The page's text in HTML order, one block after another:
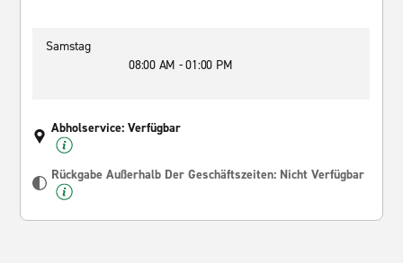
Samstag
08:00 AM - 01:00 PM
Abholservice: Verfügbar
Rückgabe Außerhalb Der Geschäftszeiten: Nicht Verfügbar